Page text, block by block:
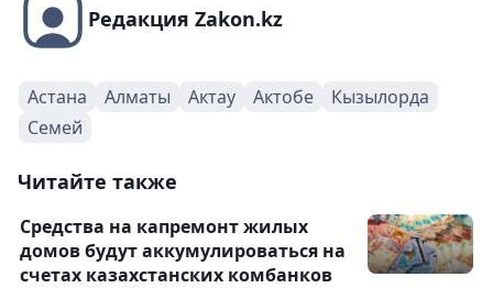
Редакция Zakon.kz
Астана Алматы Актау Актобе
Кызылорда
Семей
Читайте также
Средства на капремонт жилых
домов будут аккумулироваться на
счетах казахстанских комбанков